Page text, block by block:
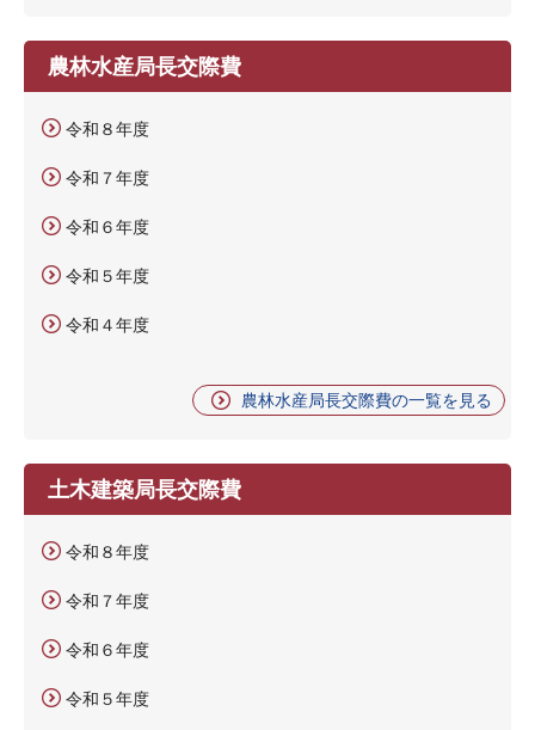
農林水産局長交際費
令和８年度
令和７年度
令和６年度
令和５年度
令和４年度
農林水産局長交際費の一覧を見る
土木建築局長交際費
令和８年度
令和７年度
令和６年度
令和５年度